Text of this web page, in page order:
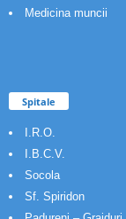
Medicina muncii
Spitale
I.R.O.
I.B.C.V.
Socola
Sf. Spiridon